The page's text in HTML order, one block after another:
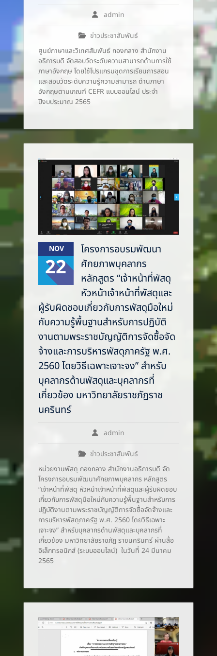
admin
ข่าวประชาสัมพันธ์
ศูนย์ภาษาและวิเทศสัมพันธ์ กองกลาง สำนักงาน
อธิการบดี จัดสอบวัดระดับความสามารถด้านการใช้
ภาษาอังกฤษ โดยใช้โปรแกรมชุดการเรียนการสอน
และสอบวัดระดับความรู้ความสามารถ ด้านภาษา
อังกฤษตามเกณฑ์ CEFR แบบออนไลน์ ประจำ
ปีงบประมาณ 2565
NOV
22
โครงการอบรมพัฒนา
ศักยภาพบุคลากร
หลักสูตร “เจ้าหน้าที่พัสดุ
หัวหน้าเจ้าหน้าที่พัสดุและ
ผู้รับผิดชอบเกี่ยวกับการพัสดุมือใหม่
กับความรู้พื้นฐานสำหรับการปฏิบัติ
งานตามพระราชบัญญัติการจัดซื้อจัด
จ้างและการบริหารพัสดุภาครัฐ พ.ศ.
2560 โดยวิธีเฉพาะเจาะจง” สำหรับ
บุคลากรด้านพัสดุและบุคลากรที่
เกี่ยวข้อง มหาวิทยาลัยราชภัฏราช
นครินทร์
admin
ข่าวประชาสัมพันธ์
หน่วยงานพัสดุ กองกลาง สำนักงานอธิการบดี จัด
โครงการอบรมพัฒนาศักยภาพบุคลากร หลักสูตร
“เจ้าหน้าที่พัสดุ หัวหน้าเจ้าหน้าที่พัสดุและผู้รับผิดชอบ
เกี่ยวกับการพัสดุมือใหม่กับความรู้พื้นฐานสำหรับการ
ปฏิบัติงานตามพระราชบัญญัติการจัดซื้อจัดจ้างและ
การบริหารพัสดุภาครัฐ พ.ศ. 2560 โดยวิธีเฉพาะ
เจาะจง” สำหรับบุคลากรด้านพัสดุและบุคลากรที่
เกี่ยวข้อง มหาวิทยาลัยราชภัฏ ราชนครินทร์ ผ่านสื่อ
อิเล็กทรอนิกส์ (ระบบออนไลน์) ในวันที่ 24 มีนาคม
2565